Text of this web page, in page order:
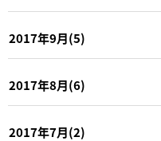
2017年9月(5)
2017年8月(6)
2017年7月(2)